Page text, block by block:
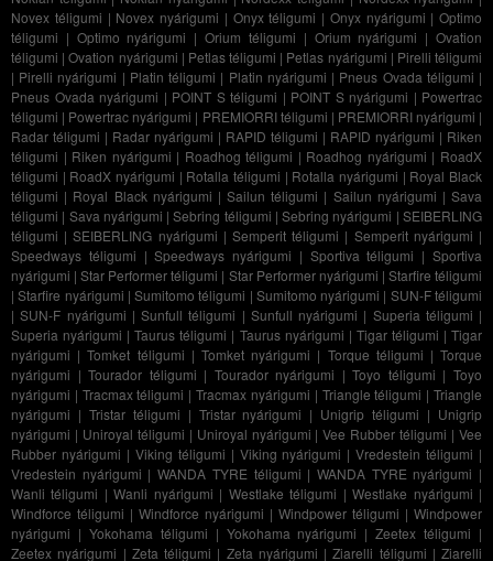
Novex téligumi | Novex nyárigumi | Onyx téligumi | Onyx nyárigumi | Optimo
téligumi | Optimo nyárigumi |Orium téligumi | Orium nyárigumi |Ovation
téligumi |Ovation nyárigumi | Petlas téligumi | Petlas nyárigumi | Pirelli téligumi
| Pirelli nyárigumi | Platin téligumi | Platin nyárigumi | Pneus Ovada téligumi |
Pneus Ovada nyárigumi | POINT S téligumi | POINT S nyárigumi | Powertrac
téligumi | Powertrac nyárigumi | PREMIORRI téligumi | PREMIORRI nyárigumi |
Radar téligumi | Radar nyárigumi | RAPID téligumi | RAPID nyárigumi | Riken
téligumi | Riken nyárigumi | Roadhog téligumi | Roadhog nyárigumi | RoadX
téligumi | RoadX nyárigumi | Rotalla téligumi | Rotalla nyárigumi | Royal Black
téligumi | Royal Black nyárigumi |Sailun téligumi | Sailun nyárigumi |Sava
téligumi | Sava nyárigumi |Sebring téligumi |Sebring nyárigumi |SEIBERLING
téligumi |SEIBERLING nyárigumi |Semperit téligumi | Semperit nyárigumi |
Speedways téligumi |Speedways nyárigumi | Sportiva téligumi |Sportiva
nyárigumi |Star Performer téligumi | Star Performer nyárigumi | Starfire téligumi
|Starfire nyárigumi |Sumitomo téligumi | Sumitomo nyárigumi | SUN-F téligumi
|SUN-F nyárigumi | Sunfull téligumi | Sunfull nyárigumi | Superia téligumi |
Superia nyárigumi |Taurus téligumi | Taurus nyárigumi | Tigar téligumi |Tigar
nyárigumi |Tomket téligumi | Tomket nyárigumi | Torque téligumi |Torque
nyárigumi |Tourador téligumi | Tourador nyárigumi |Toyo téligumi |Toyo
nyárigumi | Tracmax téligumi |Tracmax nyárigumi | Triangle téligumi |Triangle
nyárigumi | Tristar téligumi | Tristar nyárigumi | Unigrip téligumi | Unigrip
nyárigumi | Uniroyal téligumi | Uniroyal nyárigumi |Vee Rubber téligumi |Vee
Rubber nyárigumi | Viking téligumi | Viking nyárigumi |Vredestein téligumi |
Vredestein nyárigumi |WANDA TYRE téligumi | WANDA TYRE nyárigumi |
Wanli téligumi |Wanli nyárigumi | Westlake téligumi |Westlake nyárigumi |
Windforce téligumi | Windforce nyárigumi | Windpower téligumi | Windpower
nyárigumi | Yokohama téligumi | Yokohama nyárigumi |Zeetex téligumi |
Zeetex nyárigumi | Zeta téligumi | Zeta nyárigumi |Ziarelli téligumi | Ziarelli